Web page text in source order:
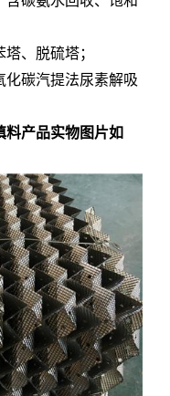
、脱硫塔；
化碳汽提法尿素解吸
料产品实物图片如